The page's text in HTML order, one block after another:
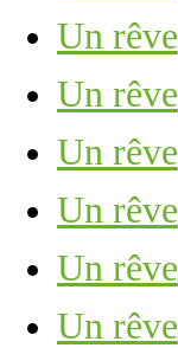
Un rêve
Un rêve
Un rêve
Un rêve
Un rêve
Un rêve